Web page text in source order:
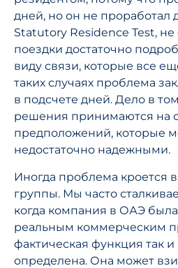
дней, но он не
Statutory Residence Test, не
поездки достаточно
виду связи, которые все
таких случаях проблема
в подсчете дней. Дело в
решения принимаются на
предположений, которые
недостаточно надежными.
Иногда проблема кроется
группы. Мы часто
когда компания в ОАЭ
реальным коммерческим
фактическая функция так
определена. Она может